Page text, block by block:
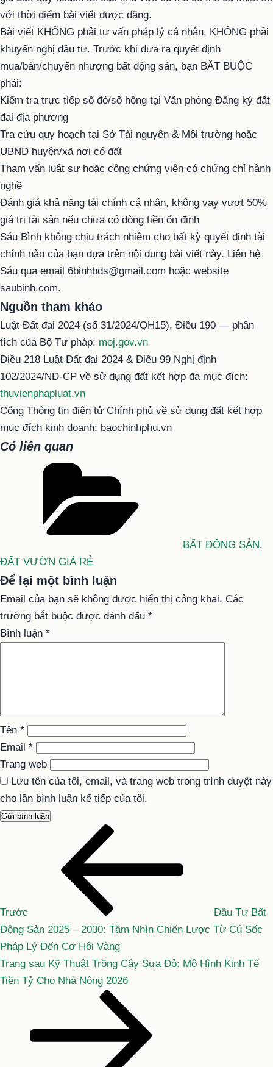
với thời điểm bài viết được đăng.
Bài viết KHÔNG phải tư vấn pháp lý cá nhân, KHÔNG phải
khuyến nghị đầu tư. Trước khi đưa ra quyết định
mua/bán/chuyển nhượng bất động sản, bạn BẮT BUỘC
phải:
Kiểm tra trực tiếp sổ đỏ/sổ hồng tại Văn phòng Đăng ký đất
đai địa phương
Tra cứu quy hoạch tại Sở Tài nguyên & Môi trường hoặc
UBND huyện/xã nơi có đất
Tham vấn luật sư hoặc công chứng viên có chứng chỉ hành
nghề
Đánh giá khả năng tài chính cá nhân, không vay vượt 50%
giá trị tài sản nếu chưa có dòng tiền ổn định
Sáu Bình không chịu trách nhiệm cho bất kỳ quyết định tài
chính nào của bạn dựa trên nội dung bài viết này. Liên hệ
Sáu qua email 6binhbds@gmail.com hoặc website
saubinh.com.
Nguồn tham khảo
Luật Đất đai 2024 (số 31/2024/QH15), Điều 190 — phân
tích của Bộ Tư pháp: moj.gov.vn
Điều 218 Luật Đất đai 2024 & Điều 99 Nghị định
102/2024/NĐ-CP về sử dụng đất kết hợp đa mục đích:
thuvienphapluat.vn
Cổng Thông tin điện tử Chính phủ về sử dụng đất kết hợp
mục đích kinh doanh: baochinhphu.vn
Có liên quan
BẤT ĐỘNG SẢN,
ĐẤT VƯỜN GIÁ RẺ
Để lại một bình luận
Email của bạn sẽ không được hiển thị công khai. Các
trường bắt buộc được đánh dấu *
Bình luận *
Tên *
Email *
Trang web
Lưu tên của tôi, email, và trang web trong trình duyệt này
cho lần bình luận kế tiếp của tôi.
viết
Trước
Đầu Tư Bất
Động Sản 2025 – 2030: Tầm Nhìn Chiến Lược Từ Cú Sốc
Pháp Lý Đến Cơ Hội Vàng
Bài
tiếp
Trang sau Kỹ Thuật Trồng Cây Sưa Đỏ: Mô Hình Kinh Tế
Tiền Tỷ Cho Nhà Nông 2026